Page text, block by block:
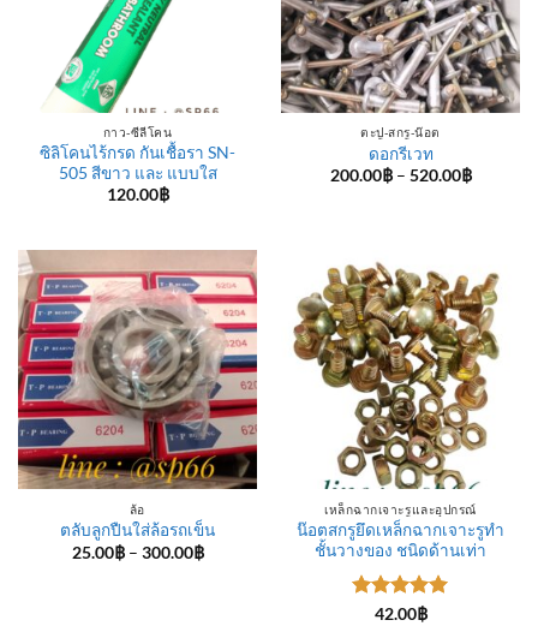
กาว-ซีลีโคน
ซิลิโคนไร้กรด กันเชื้อรา SN-
505 สีขาว และ แบบใส
120.00฿
ตะปู-สกรู-น๊อต
ดอกรีเวท
200.00฿ – 520.00฿Price
ล้อ
ตลับลูกปืนใส่ล้อรถเข็น
25.00฿ – 300.00฿Price
เหล็กฉากเจาะรูและอุปกรณ์
น๊อตสกรูยึดเหล็กฉากเจาะรูทำ
ชั้นวางของ ชนิดด้านเท่า
ให้คะแนน
42.00฿